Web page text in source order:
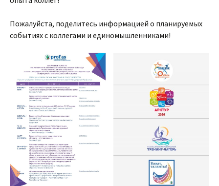
Пожалуйста, поделитесь информацией о планируемых
событиях с коллегами и единомышленниками!